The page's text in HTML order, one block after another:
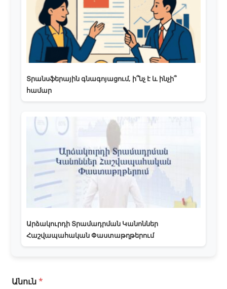
Տրանսֆերային գնագոյացում, ի՞նչ է և ինչի՞
համար
Արձակուրդի Տրամադրման Կանոններ
Հաշվապահական Փաստաթղթերում
Անուն*